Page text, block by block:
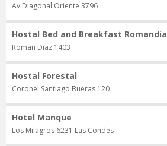
Av.Diagonal Oriente 3796
Hostal Bed and Breakfast Romandia
Roman Diaz 1403
Hostal Forestal
Coronel Santiago Bueras 120
Hotel Manque
Los Milagros 6231 Las Condes